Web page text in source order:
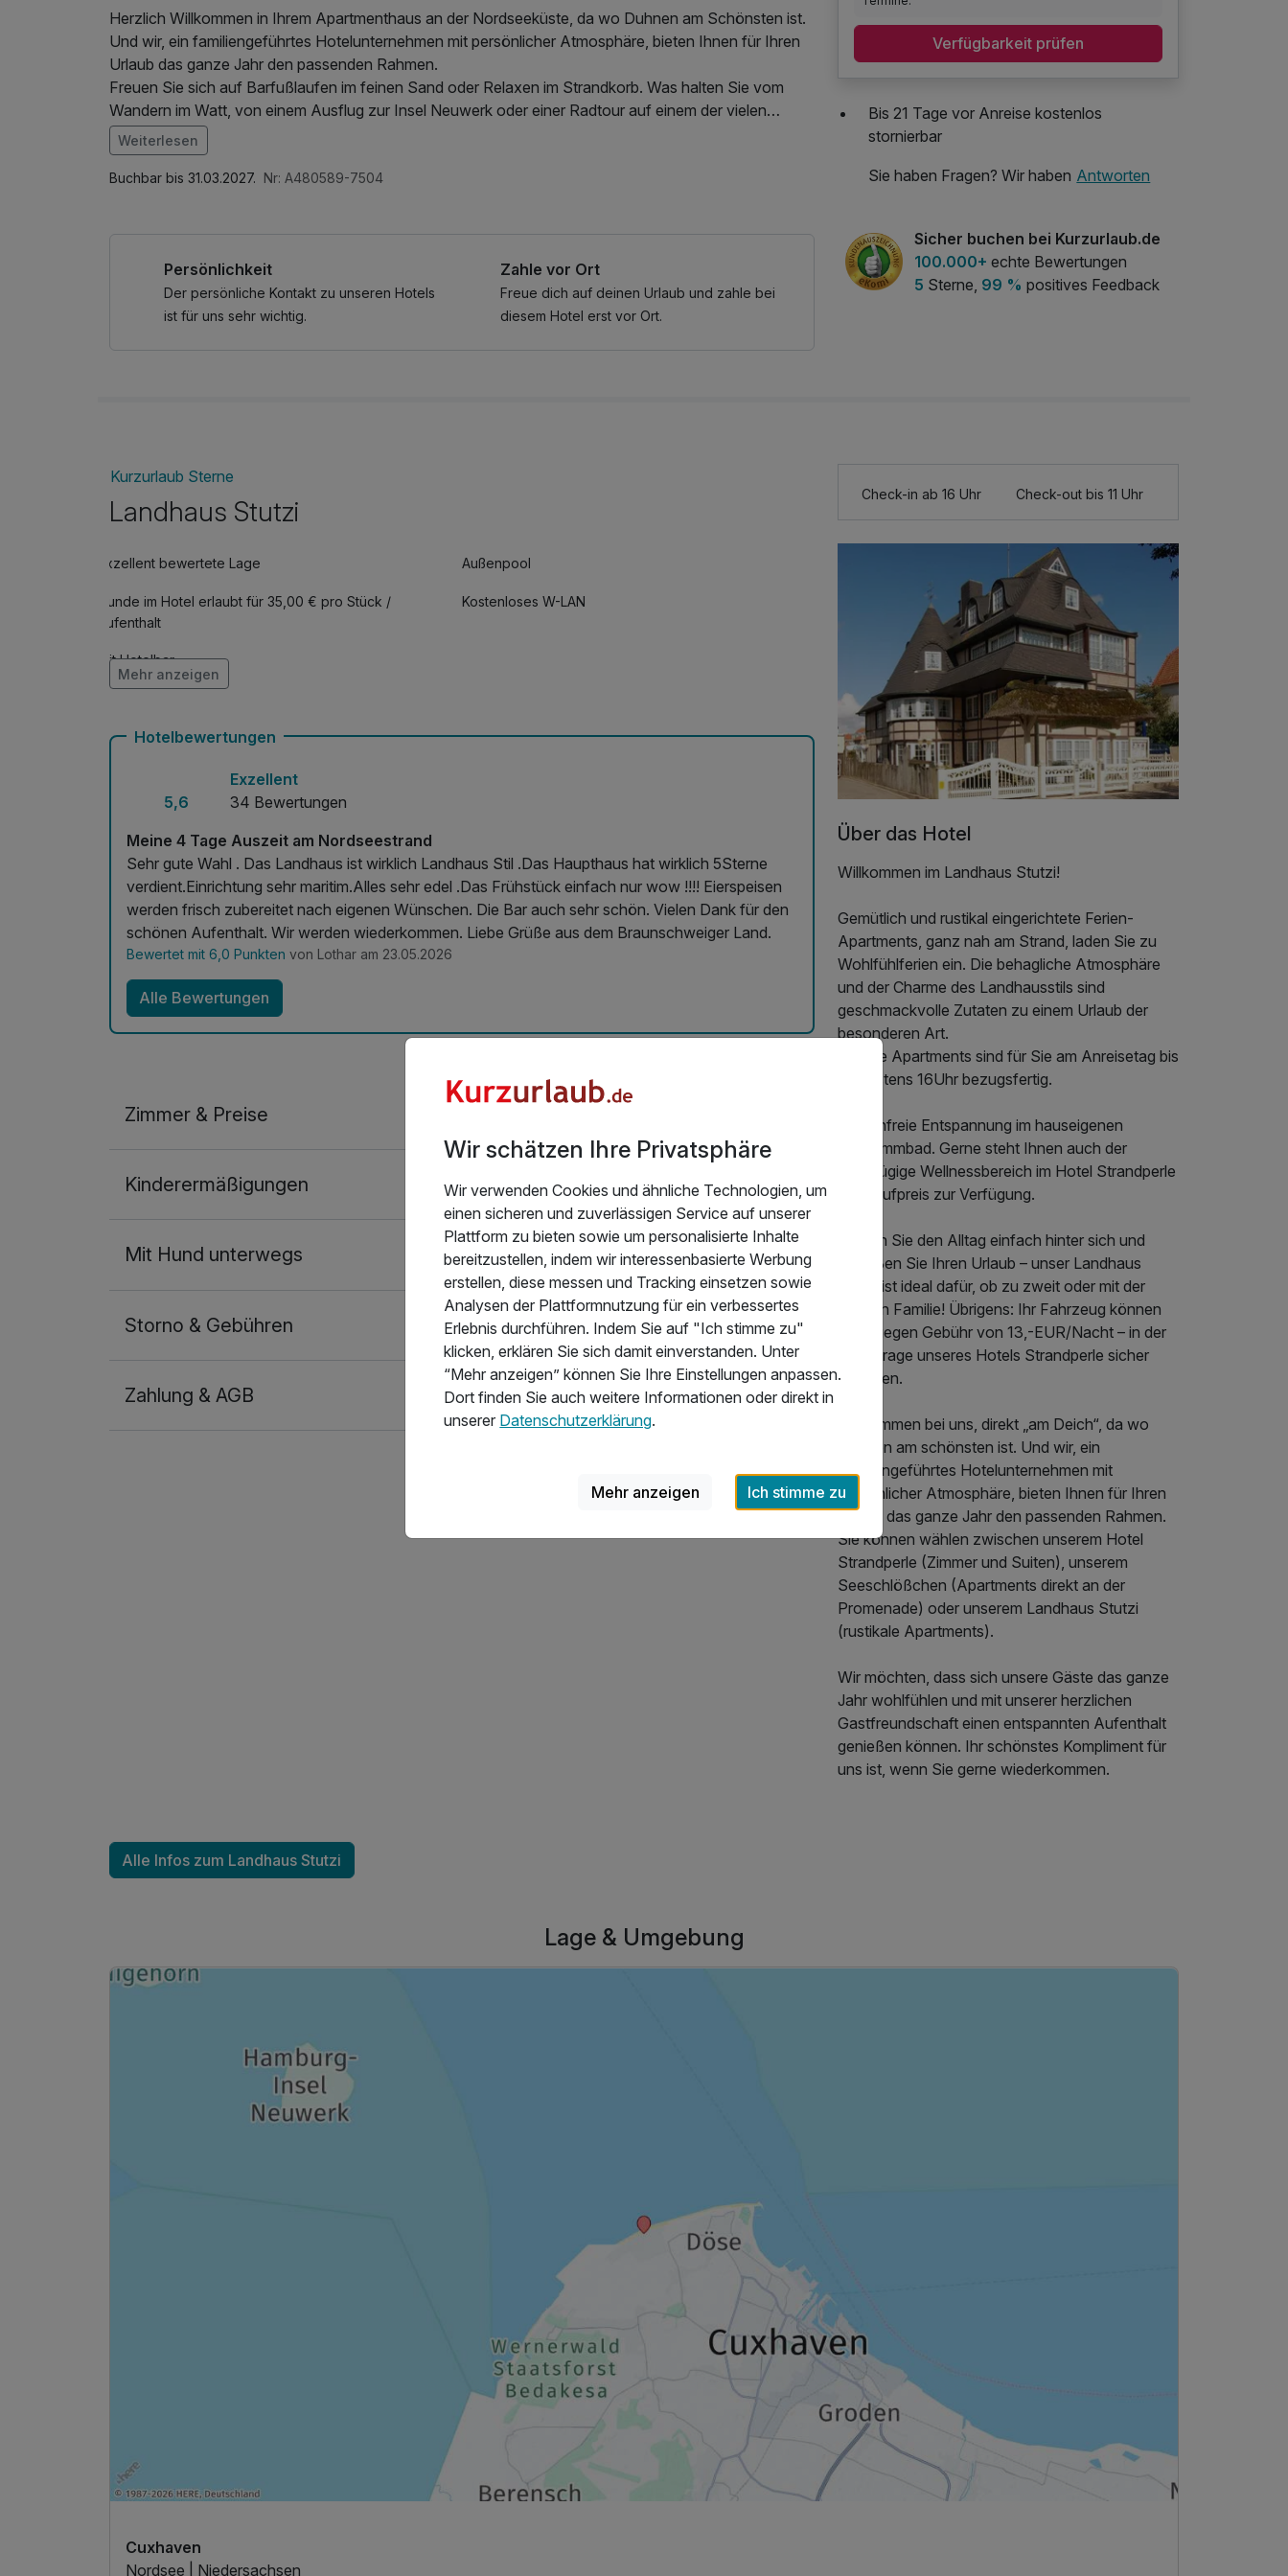
Herzlich Willkommen in Ihrem Apartmenthaus an der Nordseeküste, da wo Duhnen am Schönsten ist.
Und wir, ein familiengeführtes Hotelunternehmen mit persönlicher Atmosphäre, bieten Ihnen für Ihren
Urlaub das ganze Jahr den passenden Rahmen.
Freuen Sie sich auf Barfußlaufen im feinen Sand oder Relaxen im Strandkorb. Was halten Sie vom
Wandern im Watt, von einem Ausflug zur Insel Neuwerk oder einer Radtour auf einem der vielen
Radwege ins Umland?
Und wie wärs mit einem Bummel auf der gepflegten Kurpromenade?
Im Herbst und Winter können Sie sich den frischen Wind um die Nase wehen lassen und einen
Im Angebot enthalten
Saunabenutzung, Nutzung des Schwimmbadbereichs, "Wellness-Set" - bestehend aus Saunatuch,
Leihbademantel und Schlappen, W-LAN Nutzung/Internetnutzung
Im Angebot enthalten
Saunabenutzung, Saunatuch, Leihbademantel, W-LAN Nutzung / Internetnutzung, Nutzung
Weiterlesen
Buchbar bis 31.03.2027. Nr: A480589-7504
Persönlichkeit
Der persönliche Kontakt zu unseren Hotels
ist für uns sehr wichtig.
Zahle vor Ort
Freue dich auf deinen Urlaub und zahle bei
diesem Hotel erst vor Ort.
Verfügbarkeit prüfen
Bis 21 Tage vor Anreise kostenlos
stornierbar
Sie haben Fragen? Wir haben Antworten
Sicher buchen bei Kurzurlaub.de
100.000+ echte Bewertungen
5 Sterne, 99 % positives Feedback
Kurzurlaub Sterne
Landhaus Stutzi
Exzellent bewertete Lage Außenpool
Hunde im Hotel erlaubt für 35,00 € pro Stück /
Aufenthalt
Kostenloses W-LAN
Mit Hotelbar
Mehr anzeigen
Hotelbewertungen
5,6
Exzellent
34 Bewertungen
Meine 4 Tage Auszeit am Nordseestrand
Sehr gute Wahl . Das Landhaus ist wirklich Landhaus Stil .Das Haupthaus hat wirklich 5Sterne
verdient.Einrichtung sehr maritim.Alles sehr edel .Das Frühstück einfach nur wow !!!! Eierspeisen
werden frisch zubereitet nach eigenen Wünschen. Die Bar auch sehr schön. Vielen Dank für den
schönen Aufenthalt. Wir werden wiederkommen. Liebe Grüße aus dem Braunschweiger Land.
Bewertet mit 6,0 Punkten von Lothar am 23.05.2026
Alle Bewertungen
Zimmer & Preise
2 Erwachsene und 2 Kinder
Zusatznächte
2 Erwachsene und 3 Kinder
p.P. ab 1.632,00 €
Kinderermäßigungen
Mit Hund unterwegs
Storno & Gebühren
Zahlung & AGB
Check-in ab 16 Uhr Check-out bis 11 Uhr
Über das Hotel
Willkommen im Landhaus Stutzi!
Gemütlich und rustikal eingerichtete Ferien-
Apartments, ganz nah am Strand, laden Sie zu
Wohlfühlferien ein. Die behagliche Atmosphäre
und der Charme des Landhausstils sind
geschmackvolle Zutaten zu einem Urlaub der
besonderen Art.
Unsere Apartments sind für Sie am Anreisetag bis
spätestens 16Uhr bezugsfertig.
Kostenfreie Entspannung im hauseigenen
Schwimmbad. Gerne steht Ihnen auch der
großzügige Wellnessbereich im Hotel Strandperle
zum Aufpreis zur Verfügung.
Lassen Sie den Alltag einfach hinter sich und
genießen Sie Ihren Urlaub – unser Landhaus
Stutzi ist ideal dafür, ob zu zweit oder mit der
ganzen Familie! Übrigens: Ihr Fahrzeug können
Sie – gegen Gebühr von 13,-EUR/Nacht – in der
Tiefgarage unseres Hotels Strandperle sicher
abstellen.
Willkommen bei uns, direkt „am Deich“, da wo
Duhnen am schönsten ist. Und wir, ein
familiengeführtes Hotelunternehmen mit
persönlicher Atmosphäre, bieten Ihnen für Ihren
Urlaub das ganze Jahr den passenden Rahmen.
Sie können wählen zwischen unserem Hotel
Strandperle (Zimmer und Suiten), unserem
Seeschlößchen (Apartments direkt an der
Promenade) oder unserem Landhaus Stutzi
(rustikale Apartments).
Wir möchten, dass sich unsere Gäste das ganze
Jahr wohlfühlen und mit unserer herzlichen
Gastfreundschaft einen entspannten Aufenthalt
genießen können. Ihr schönstes Kompliment für
uns ist, wenn Sie gerne wiederkommen.
Alle Infos zum Landhaus Stutzi
Lage & Umgebung
Cuxhaven
Nordsee | Niedersachsen
Wir schätzen Ihre Privatsphäre
Wir verwenden Cookies und ähnliche Technologien, um
einen sicheren und zuverlässigen Service auf unserer
Plattform zu bieten sowie um personalisierte Inhalte
bereitzustellen, indem wir interessenbasierte Werbung
erstellen, diese messen und Tracking einsetzen sowie
Analysen der Plattformnutzung für ein verbessertes
Erlebnis durchführen. Indem Sie auf "Ich stimme zu"
klicken, erklären Sie sich damit einverstanden. Unter
“Mehr anzeigen” können Sie Ihre Einstellungen anpassen.
Dort finden Sie auch weitere Informationen oder direkt in
unserer Datenschutzerklärung.
Mehr anzeigen Ich stimme zu